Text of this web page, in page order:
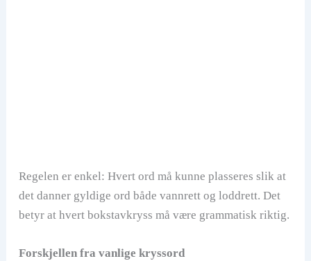
Regelen er enkel: Hvert ord må kunne plasseres slik at
det danner gyldige ord både vannrett og loddrett. Det
betyr at hvert bokstavkryss må være grammatisk riktig.
Forskjellen fra vanlige kryssord